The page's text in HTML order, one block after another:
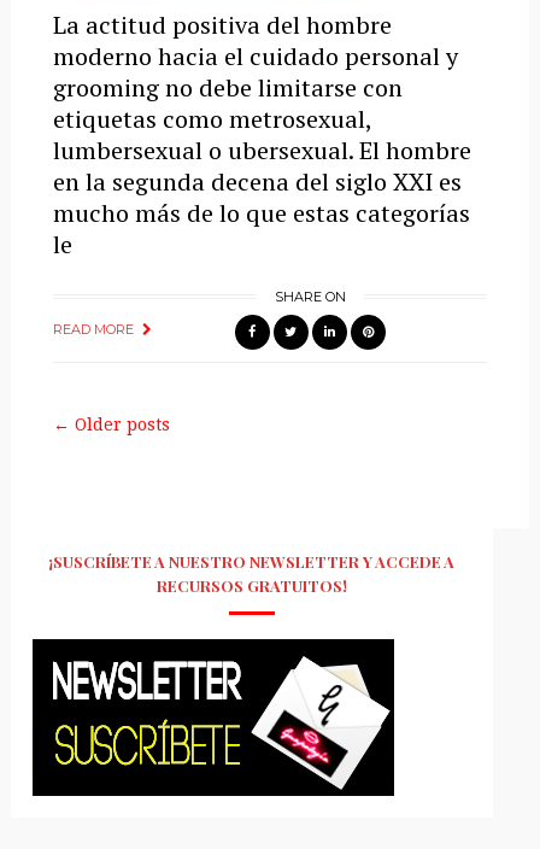
La actitud positiva del hombre
moderno hacia el cuidado personal y
grooming no debe limitarse con
etiquetas como metrosexual,
lumbersexual o ubersexual. El hombre
en la segunda decena del siglo XXI es
mucho más de lo que estas categorías
le
READ MORE
SHARE ON
← Older posts
¡SUSCRÍBETE A NUESTRO NEWSLETTER Y ACCEDE A
RECURSOS GRATUITOS!